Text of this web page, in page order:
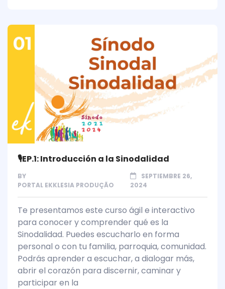
🎙️EP.1: Introducción a la Sinodalidad
BY
PORTAL EKKLESIA PRODUÇÃO
SEPTIEMBRE 26,
2024
Te presentamos este curso ágil e interactivo
para conocer y comprender qué es la
Sinodalidad. Puedes escucharlo en forma
personal o con tu familia, parroquia, comunidad.
Podrás aprender a escuchar, a dialogar más,
abrir el corazón para discernir, caminar y
participar en la